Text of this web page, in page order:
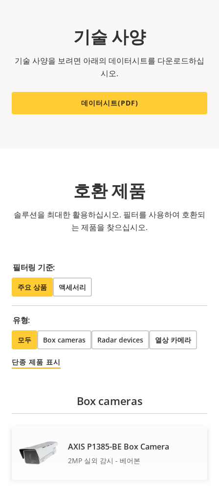
기술 사양
기술 사양을 보려면 아래의 데이터시트를 다운로드하십
시오.
데이터시트(PDF)
호환 제품
솔루션을 최대한 활용하십시오. 필터를 사용하여 호환되
는 제품을 찾으십시오.
필터링 기준:
주요 상품 액세서리
유형:
모두 Box cameras Radar devices 열상 카메라
단종 제품 표시
Box cameras
AXIS P1385-BE Box Camera
2MP 실외 감시 - 베어본